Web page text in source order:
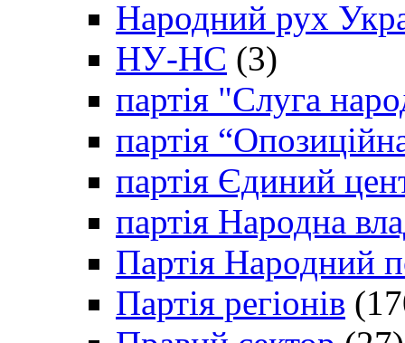
Народний рух
НУ-НС (3)
партія "Слуга
партія
партія Єдиний
партія Народна
Партія Народний
Партія регіонів